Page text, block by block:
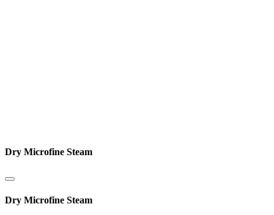
Dry Microfine Steam
Dry Microfine Steam